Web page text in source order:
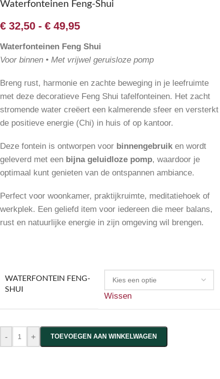
Waterfonteinen Feng-Shui
€ 32,50 - € 49,95
Waterfonteinen Feng Shui
Voor binnen • Met vrijwel geruisloze pomp
Breng rust, harmonie en zachte beweging in je leefruimte
met deze decoratieve Feng Shui tafelfonteinen. Het zacht
stromende water creëert een kalmerende sfeer en versterkt
de positieve energie (Chi) in huis of op kantoor.
Deze fontein is ontworpen voor binnengebruiken wordt
geleverd met een bijna geluidloze pomp, waardoor je
optimaal kunt genieten van de ontspannen ambiance.
Perfect voor woonkamer, praktijkruimte, meditatiehoek of
werkplek. Een geliefd item voor iedereen die meer balans,
rust en natuurlijke energie in zijn omgeving wil brengen.
WATERFONTEIN FENG-
SHUI
Wissen
- + TOEVOEGEN AAN WINKELWAGEN